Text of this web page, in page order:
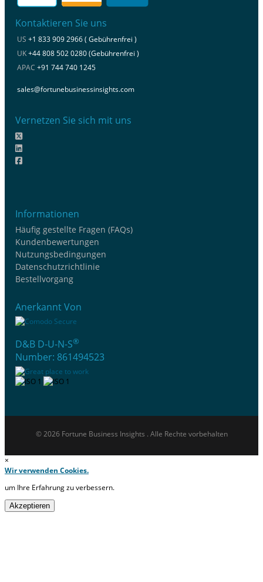
Kontaktieren Sie uns
US +1 833 909 2966 ( Gebührenfrei )
UK+44 808 502 0280 (Gebührenfrei )
APAC +91 744 740 1245
sales@fortunebusinessinsights.com
Vernetzen Sie sich mit uns
Informationen
Häufig gestellte Fragen (FAQs)
Kundenbewertungen
Nutzungsbedingungen
Datenschutzrichtlinie
Bestellvorgang
Anerkannt Von
D&B D-U-N-S®
Number: 861494523
© 2026 Fortune Business Insights . Alle Rechte vorbehalten
×
Wir verwenden Cookies.
um Ihre Erfahrung zu verbessern.
Akzeptieren